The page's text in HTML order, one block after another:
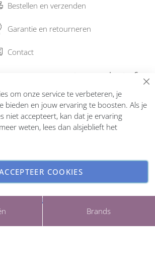
Brands
Bestellen en verzenden
Garantie en retourneren
Contact
op onze nieuwsbrief
Inschrijven
ParfumCenter.nl. All rights reserved.
om onze service te verbeteren, je
bieden en jouw ervaring te boosten. Als je
niet accepteert, kan dat je ervaring
weten, lees dan alsjeblieft het
COOKIES
AANPASSEN